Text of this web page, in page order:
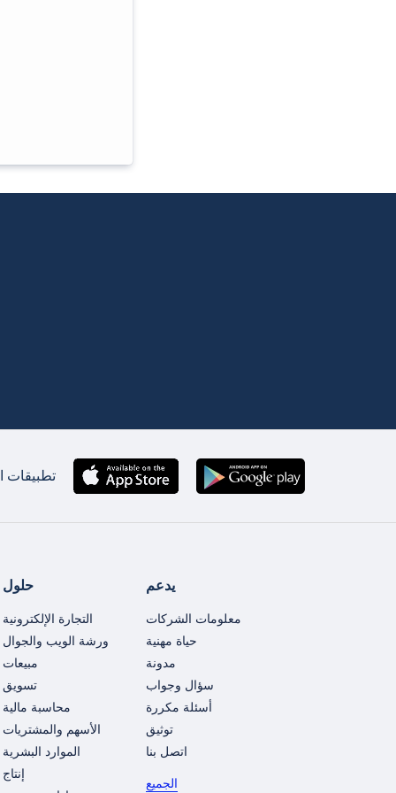
تطبيقات
حلول
التجارة الإلكترونية
ورشة الويب والجوال
مبيعات
تسويق
محاسبة مالية
الأسهم والمشتريات
الموارد البشرية
إنتاج
يدعم
معلومات الشركات
حياة مهنية
مدونة
سؤال وجواب
أسئلة مكررة
توثيق
اتصل بنا
الجميع